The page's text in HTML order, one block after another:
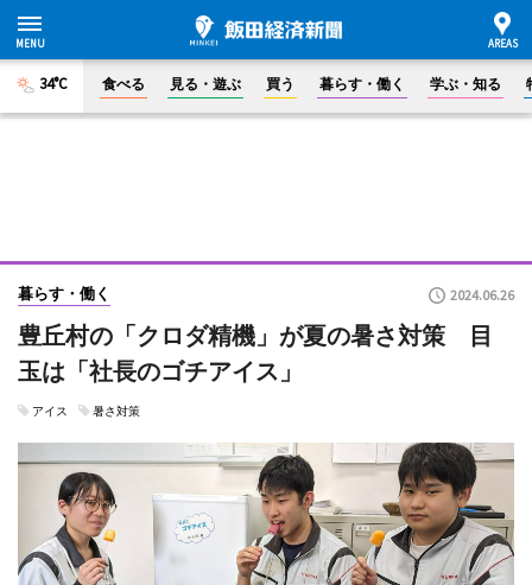
34°C 食べる 見る・遊ぶ 買う 暮らす・働く 学ぶ・知る
暮らす・働く 2024.06.26
豊丘村の「クロダ精機」が夏の暑さ対策 目
玉は「社長のゴチアイス」
アイス 暑さ対策